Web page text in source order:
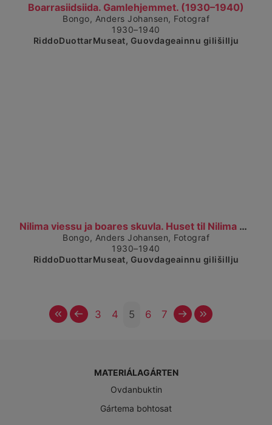
Boarrasiidsiida. Gamlehjemmet. (1930–1940)
Čájet dárkkes dieđuid
Bongo, Anders Johansen, Fotograf
1930–1940
RiddoDuottarMuseat, Guovdageainnu gilišillju
Nilima viessu ja boares skuvla. Huset til Nilima o...
Čájet dárkkes dieđuid
Bongo, Anders Johansen, Fotograf
1930–1940
RiddoDuottarMuseat, Guovdageainnu gilišillju
VuosttašOvddit
3 4 5 6 7 Čuovvovaš
Maŋemus
MATERIÁLAGÁRTEN
Ovdanbuktin
Gártema bohtosat